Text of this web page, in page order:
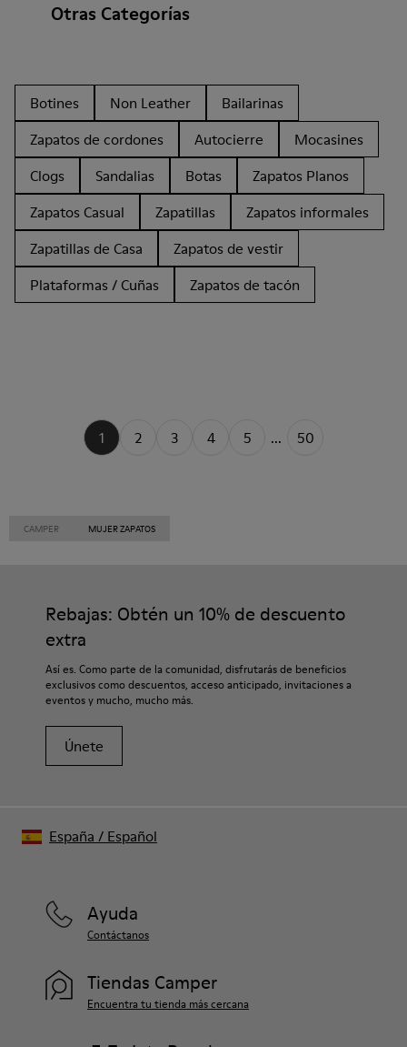
Otras Categorías
Botines Non Leather
Bailarinas
Zapatos de cordones
Autocierre
Mocasines
Clogs
Sandalias Botas
Zapatos Planos
Zapatos Casual
Zapatillas
Zapatos informales
Zapatillas de Casa
Zapatos de vestir
Plataformas / Cuñas
Zapatos de tacón
1 2 3 4 5 ... 50
CAMPER MUJER ZAPATOS
Rebajas: Obtén un 10% de descuento
extra
Así es. Como parte de la comunidad, disfrutarás de beneficios
exclusivos como descuentos, acceso anticipado, invitaciones a
eventos y mucho, mucho más.
Únete
Ayuda
Contáctanos
Tiendas Camper
Encuentra tu tienda más cercana
España / Español